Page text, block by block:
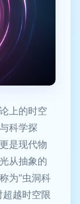
上的时空
科学探
是现代物
从抽象的
为“虫洞科
越时空限